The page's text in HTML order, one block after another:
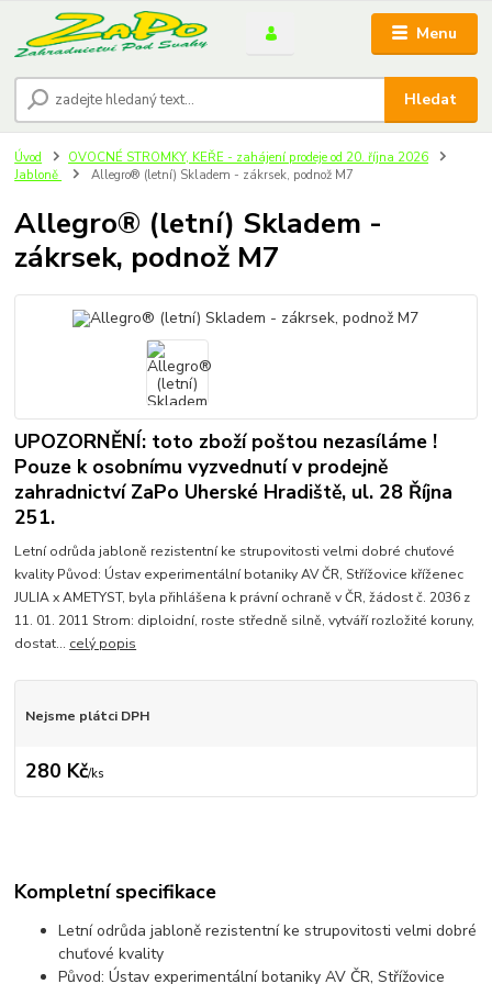
Menu
Hledat
Úvod
OVOCNÉ STROMKY, KEŘE - zahájení prodeje od 20. října 2026
Jabloně
Allegro® (letní) Skladem - zákrsek, podnož M7
Allegro® (letní) Skladem -
zákrsek, podnož M7
UPOZORNĚNÍ: toto zboží poštou nezasíláme !
Pouze k osobnímu vyzvednutí v prodejně
zahradnictví ZaPo Uherské Hradiště, ul. 28 Října
251.
Letní odrůda jabloně rezistentní ke strupovitosti velmi dobré chuťové
kvality Původ: Ústav experimentální botaniky AV ČR, Střížovice kříženec
JULIA x AMETYST, byla přihlášena k právní ochraně v ČR, žádost č. 2036 z
11. 01. 2011 Strom: diploidní, roste středně silně, vytváří rozložité koruny,
dostat... celý popis
Nejsme plátci DPH
280 Kč/ks
Kompletní specifikace
Letní odrůda jabloně rezistentní ke strupovitosti velmi dobré
chuťové kvality
Původ: Ústav experimentální botaniky AV ČR, Střížovice